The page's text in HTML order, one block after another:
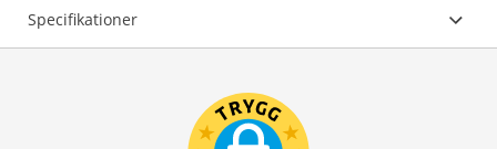
Specifikationer